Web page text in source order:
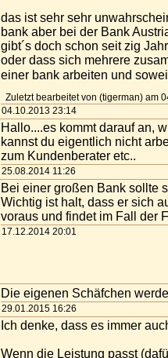
das ist sehr sehr
bank aber bei der Bank
gibt´s doch schon seit zig
oder dass sich mehrere
einer bank arbeiten und
Zuletzt bearbeitet von (tigerman) am
04.10.2013 23:14
Hallo....es kommt darauf an,
kannst du eigentlich nicht
zum Kundenberater etc..
25.08.2014 11:26
Bei einer großen Bank sollte
Wichtig ist halt, dass er sich
voraus und findet im Fall der
17.12.2014 20:01
Die eigenen Schäfchen
29.01.2015 16:26
Ich denke, dass es immer
Wenn die Leistung passt